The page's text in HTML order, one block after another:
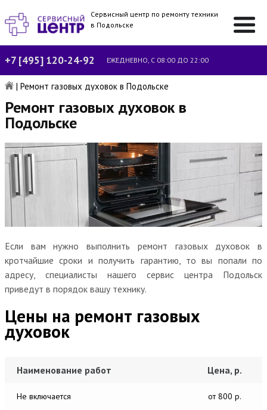
Сервисный центр по ремонту техники
в Подольске
+7 [495] 120-24-92 ЕЖЕДНЕВНО, С 08:00 ДО 22:00
| Ремонт газовых духовок в Подольске
Ремонт газовых духовок в
Подольске
Если вам нужно выполнить ремонт газовых духовок в
кротчайшие сроки и получить гарантию, то вы попали по
адресу, специалисты нашего сервис центра Подольск
приведут в порядок вашу технику.
Цены на ремонт газовых
духовок
Наименование работ Цена, р.
Не включается от 800 р.